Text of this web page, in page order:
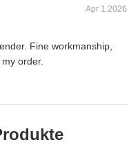
Apr 1.2026
Fine workmanship,
order.